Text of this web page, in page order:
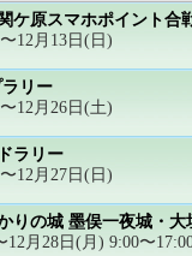
ケ原スマホポイント合戦
12月13日(日)
リー
12月26日(土)
ラリー
12月27日(日)
りの城 墨俣一夜城・大
12月28日(月) 9:00〜